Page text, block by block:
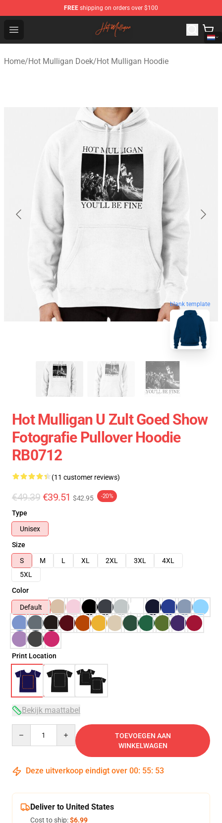
FREE shipping on orders over $100
Open menu
Hot Mulligan Shop - Official Hot Mulligan Merchandise
Home/Hot Mulligan Doek/Hot Mulligan Hoodie
blank template
Hot Mulligan U Zult Goed Show
Fotografie Pullover Hoodie
RB0712
(11 customer reviews)
€49.39 €39.51 $42.95 -20%
Type
Unisex
Size
S
M L XL 2XL 3XL
4XL
5XL
Color
Default
Print Location
Bekijk maattabel
TOEVOEGEN AAN
WINKELWAGEN
Deze uitverkoop eindigt over 00: 55: 52
Deliver to United States
Cost to ship:$6.99